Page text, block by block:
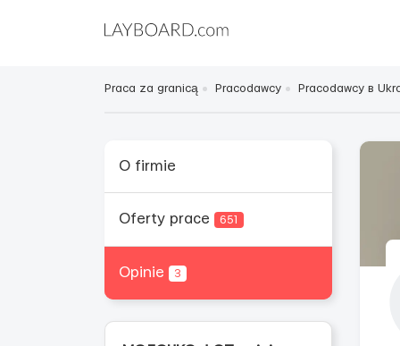
Praca za granicą Pracodawcy Pracodawcy в
O firmie
Oferty prace 651
Opinie 3